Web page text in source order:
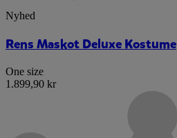
Nyhed
Rens Maskot Deluxe Kostume
One size
1.899,90 kr